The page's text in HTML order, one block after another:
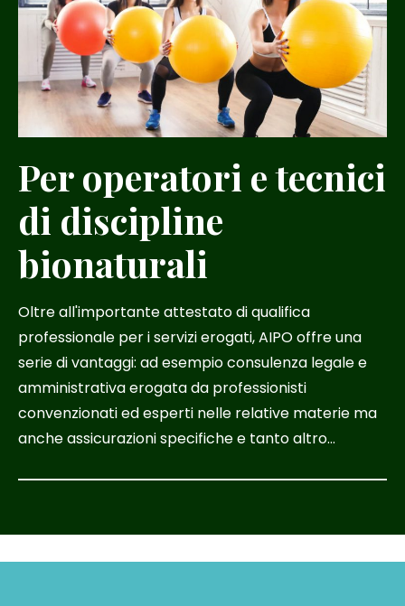
Per operatori e tecnici
di discipline
bionaturali
Oltre all'importante attestato di qualifica
professionale per i servizi erogati, AIPO offre una
serie di vantaggi: ad esempio consulenza legale e
amministrativa erogata da professionisti
convenzionati ed esperti nelle relative materie ma
anche assicurazioni specifiche e tanto altro...